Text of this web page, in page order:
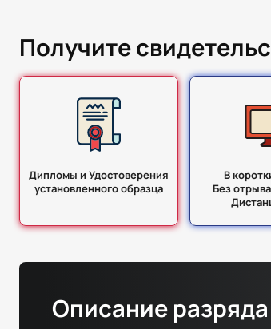
Получите
Дипломы и Удостоверения
установленного образца
В
Без
Описание разряда